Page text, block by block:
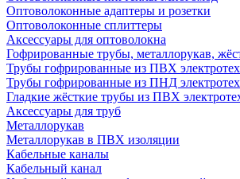
Оптоволоконные адаптеры и розетки
Оптоволоконные сплиттеры
Аксессуары для оптоволокна
Гофрированные трубы, металлорукав,
Трубы гофрированные из ПВХ
Трубы гофрированные из ПНД
Гладкие жёсткие трубы из ПВХ
Аксессуары для труб
Металлорукав
Металлорукав в ПВХ изоляции
Кабельные каналы
Кабельный канал